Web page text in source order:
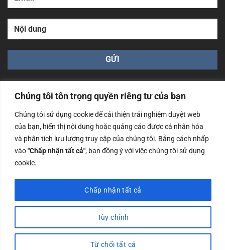
Chúng tôi tôn trọng quyền riêng tư của bạn
Chúng tôi sử dụng cookie để cải thiện trải nghiệm duyệt web
của bạn, hiển thị nội dung hoặc quảng cáo được cá nhân hóa
và phân tích lưu lượng truy cập của chúng tôi. Bằng cách nhấp
vào"Chấp nhận tất cả", bạn đồng ý với việc chúng tôi sử dụng
cookie.
Tùy chỉnh
Từ chối tất cả
Chấp nhận tất cả
Công ty TNHH Nam Bình Xương - Số ĐKKD: 0108783483
cấp ngày 14/06/2019 bởi Sở Kế Hoạch và Đầu Tư Tp. Hà
Nội
Copyrights @2023 Nam Binh Xuong. All Rights Reserved